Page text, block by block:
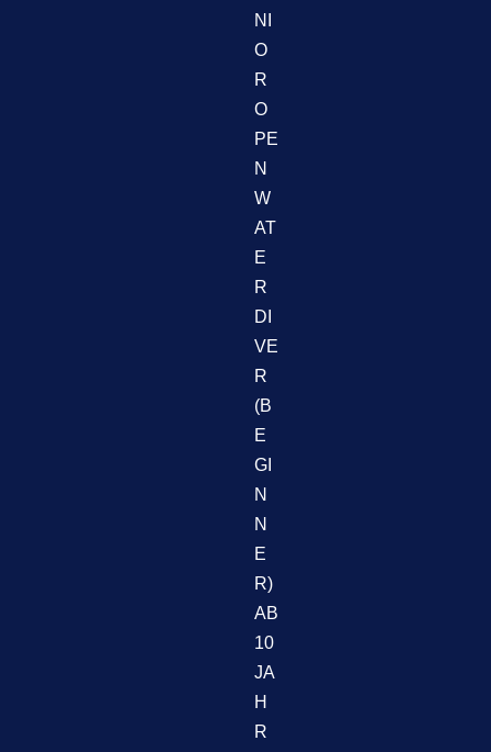
NI
O
R
O
PE
N
W
AT
E
R
DI
VE
R
(B
E
GI
N
N
E
R)
AB
10
JA
H
R